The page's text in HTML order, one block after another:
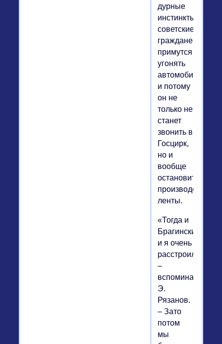
дурные
инстинкты:
советские
граждане
примутся
угонять
автомобили,
и потому
он не
только не
станет
звонить в
Госцирк,
но и
вообще
остановит
производство
ленты.
«Тогда и
Брагинский,
и я очень
расстроились,
–
вспоминал
Э.
Рязанов.
– Зато
потом
мы